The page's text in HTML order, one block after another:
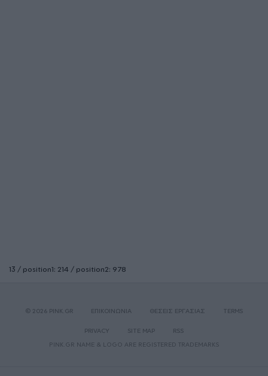
13 / position1: 214 / position2: 978
© 2026 PINK.GR ΕΠΙΚΟΙΝΩΝΙΑ ΘΕΣΕΙΣ ΕΡΓΑΣΙΑΣ TERMS
PRIVACY SITE MAP
RSS
PINK.GR NAME & LOGO ARE REGISTERED TRADEMARKS